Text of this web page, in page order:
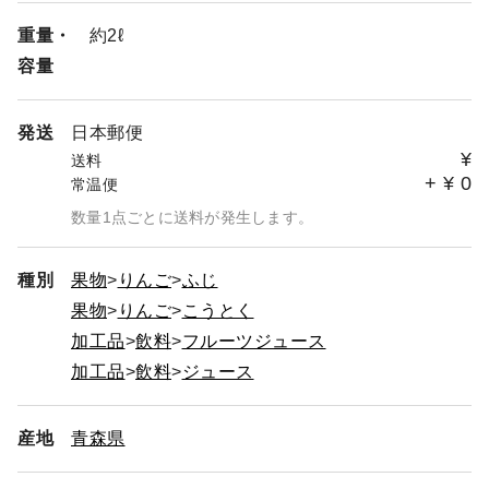
重量・
容量
約2ℓ
発送 日本郵便
送料 ¥
常温便 + ¥ 0
数量1点ごとに送料が発生します。
種別 果物 りんご ふじ
果物
りんご
こうとく
加工品
飲料
フルーツジュース
加工品
飲料 ジュース
産地 青森県